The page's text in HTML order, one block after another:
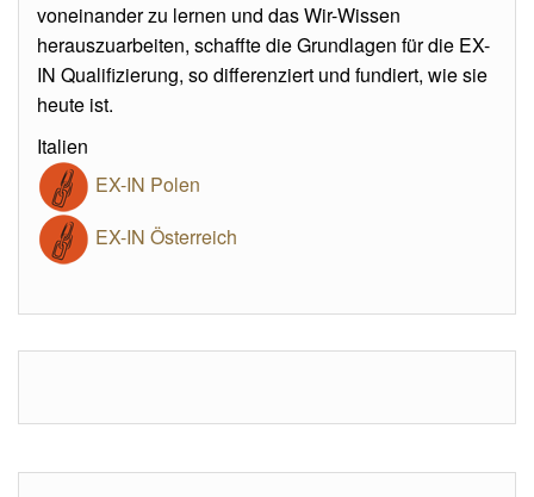
voneinander zu lernen und das Wir-Wissen
herauszuarbeiten, schaffte die Grundlagen für die EX-
IN Qualifizierung, so differenziert und fundiert, wie sie
heute ist.
Italien
EX-IN Polen
EX-IN Österreich